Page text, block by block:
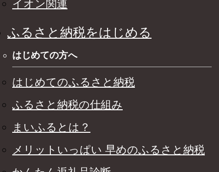
イオン関連
ふるさと納税をはじめる
はじめての方へ
はじめてのふるさと納税
ふるさと納税の仕組み
まいふるとは？
メリットいっぱい 早めのふるさと納税